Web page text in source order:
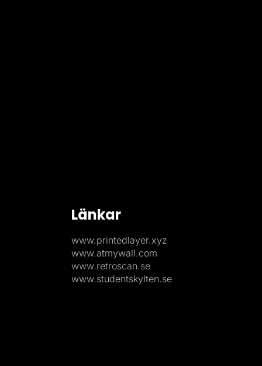
Länkar
www.printedlayer.xyz
www.atmywall.com
www.retroscan.se
www.studentskylten.se